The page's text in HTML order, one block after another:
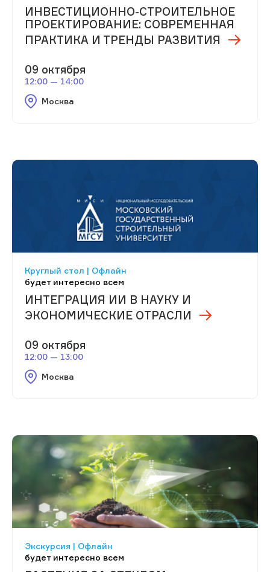
ИНВЕСТИЦИОННО-СТРОИТЕЛЬНОЕ
ПРОЕКТИРОВАНИЕ: СОВРЕМЕННАЯ
ПРАКТИКА И ТРЕНДЫ РАЗВИТИЯ
09 октября
12:00 — 14:00
Москва
Круглый стол | Офлайн
будет интересно всем
ИНТЕГРАЦИЯ ИИ В НАУКУ И
ЭКОНОМИЧЕСКИЕ ОТРАСЛИ
09 октября
12:00 — 13:00
Москва
Экскурсия | Офлайн
будет интересно всем